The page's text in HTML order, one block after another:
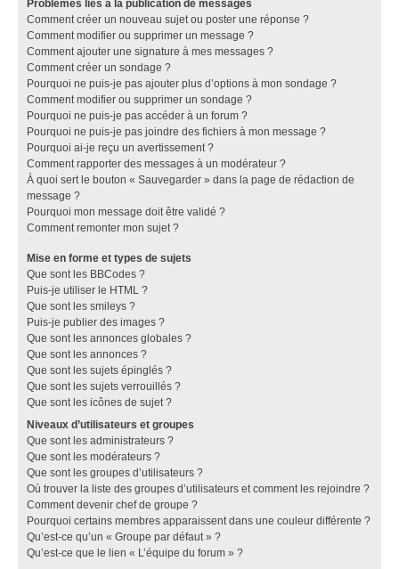
Problèmes liés à la publication de messages
Comment créer un nouveau sujet ou poster une réponse ?
Comment modifier ou supprimer un message ?
Comment ajouter une signature à mes messages ?
Comment créer un sondage ?
Pourquoi ne puis-je pas ajouter plus d’options à mon sondage ?
Comment modifier ou supprimer un sondage ?
Pourquoi ne puis-je pas accéder à un forum ?
Pourquoi ne puis-je pas joindre des fichiers à mon message ?
Pourquoi ai-je reçu un avertissement ?
Comment rapporter des messages à un modérateur ?
À quoi sert le bouton « Sauvegarder » dans la page de rédaction de
message ?
Pourquoi mon message doit être validé ?
Comment remonter mon sujet ?
Mise en forme et types de sujets
Que sont les BBCodes ?
Puis-je utiliser le HTML ?
Que sont les smileys ?
Puis-je publier des images ?
Que sont les annonces globales ?
Que sont les annonces ?
Que sont les sujets épinglés ?
Que sont les sujets verrouillés ?
Que sont les icônes de sujet ?
Niveaux d’utilisateurs et groupes
Que sont les administrateurs ?
Que sont les modérateurs ?
Que sont les groupes d’utilisateurs ?
Où trouver la liste des groupes d’utilisateurs et comment les rejoindre ?
Comment devenir chef de groupe ?
Pourquoi certains membres apparaissent dans une couleur différente ?
Qu’est-ce qu’un « Groupe par défaut » ?
Qu’est-ce que le lien « L’équipe du forum » ?